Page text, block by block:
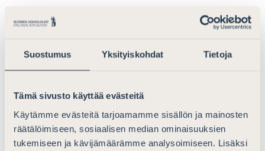
Suostumus Yksityiskohdat Tietoja
Tämä sivusto käyttää evästeitä
Käytämme evästeitä tarjoamamme sisällön ja mainosten
räätälöimiseen, sosiaalisen median ominaisuuksien
tukemiseen ja kävijämäärämme analysoimiseen. Lisäksi
oikeussuojaedellytyksestä (53 f §)
ratkaisemisen oikeussuojaedellytystä koskevaa
säännöstä. Automaattiseen päätöksentekoon liittyy
korostunut virheiden mahdollisuus, joten asianosaisen
on voitava vaatia ratkaisuun oikaisua maksutta.